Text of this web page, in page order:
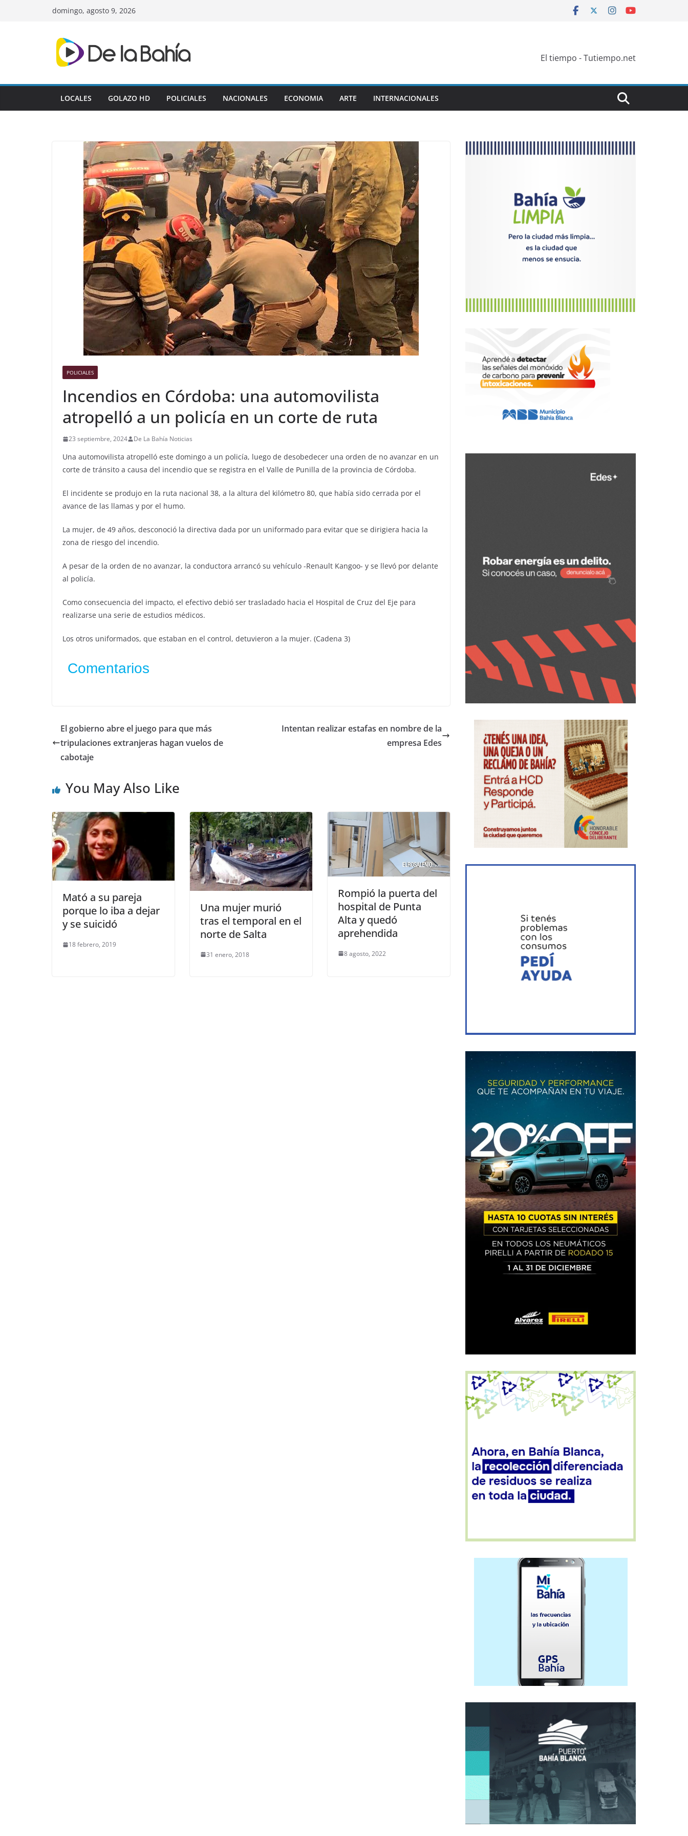
domingo, agosto 9, 2026
El tiempo - Tutiempo.net
LOCALES GOLAZO HD POLICIALES NACIONALES ECONOMIA ARTE INTERNACIONALES
POLICIALES
Incendios en Córdoba: una automovilista
atropelló a un policía en un corte de ruta
23 septiembre, 2024 De La Bahía Noticias
Una automovilista atropelló este domingo a un policía, luego de desobedecer una orden de no avanzar en un
corte de tránsito a causa del incendio que se registra en el Valle de Punilla de la provincia de Córdoba.
El incidente se produjo en la ruta nacional 38, a la altura del kilómetro 80, que había sido cerrada por el
avance de las llamas y por el humo.
La mujer, de 49 años, desconoció la directiva dada por un uniformado para evitar que se dirigiera hacia la
zona de riesgo del incendio.
A pesar de la orden de no avanzar, la conductora arrancó su vehículo -Renault Kangoo- y se llevó por delante
al policía.
Como consecuencia del impacto, el efectivo debió ser trasladado hacia el Hospital de Cruz del Eje para
realizarse una serie de estudios médicos.
Los otros uniformados, que estaban en el control, detuvieron a la mujer. (Cadena 3)
Comentarios
El gobierno abre el juego para que más
tripulaciones extranjeras hagan vuelos de
cabotaje
Intentan realizar estafas en nombre de la
empresa Edes
You May Also Like
Mató a su pareja
porque lo iba a dejar
y se suicidó
18 febrero, 2019
Una mujer murió
tras el temporal en el
norte de Salta
31 enero, 2018
Rompió la puerta del
hospital de Punta
Alta y quedó
aprehendida
8 agosto, 2022